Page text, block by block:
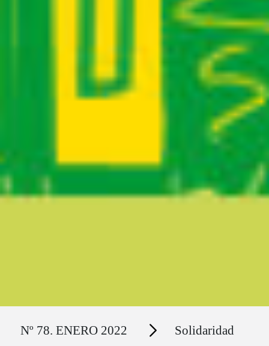
Nº 78. ENERO 2022 Secciones Solidaridad